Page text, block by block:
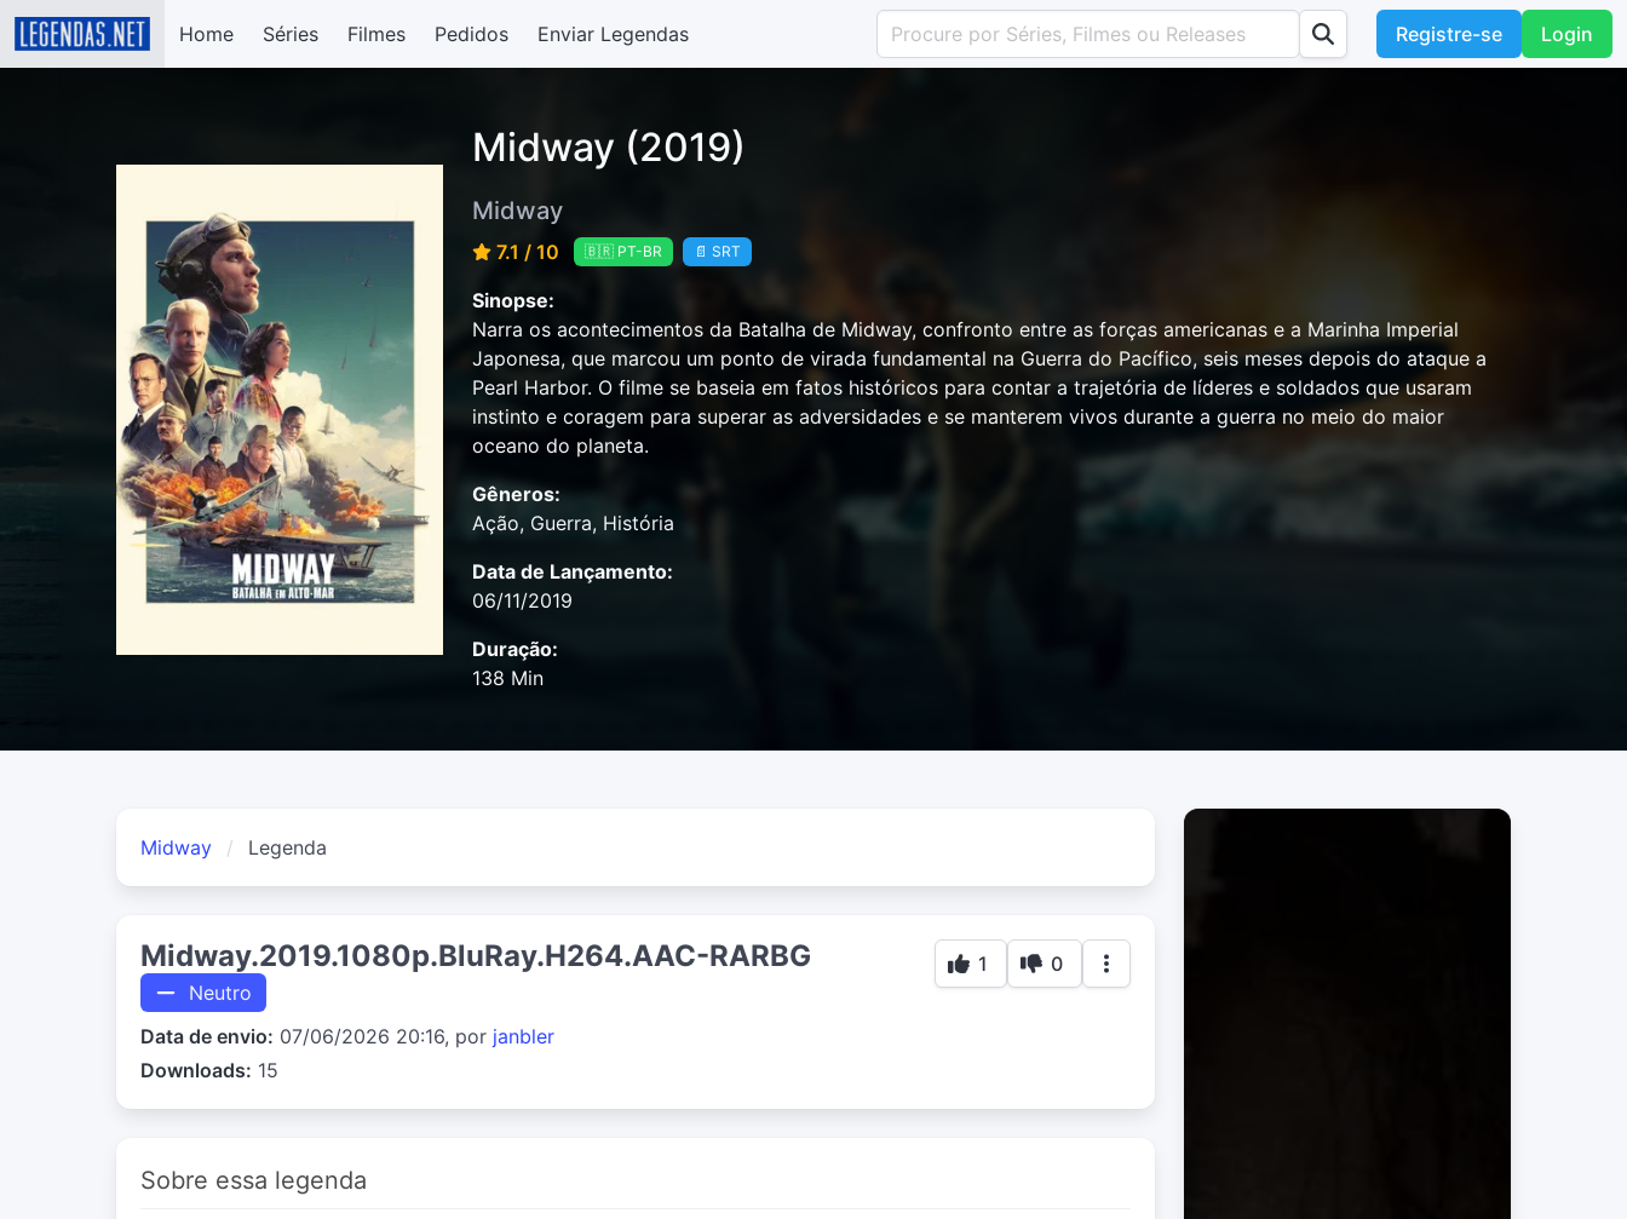
Home Séries Filmes Pedidos Enviar Legendas Registre-se Login
Midway (2019)
Midway
7.1 / 10 🇧🇷 PT-BR 📄 SRT
Sinopse:
Narra os acontecimentos da Batalha de Midway, confronto entre as forças americanas e a Marinha Imperial
Japonesa, que marcou um ponto de virada fundamental na Guerra do Pacífico, seis meses depois do ataque a
Pearl Harbor. O filme se baseia em fatos históricos para contar a trajetória de líderes e soldados que usaram
instinto e coragem para superar as adversidades e se manterem vivos durante a guerra no meio do maior
oceano do planeta.
Gêneros:
Ação, Guerra, História
Data de Lançamento:
06/11/2019
Duração:
138 Min
Midway Legenda
Midway.2019.1080p.BluRay.H264.AAC-RARBG
Neutro
Data de envio: 07/06/2026 20:16, por janbler
Downloads: 15
1 0
Sobre essa legenda